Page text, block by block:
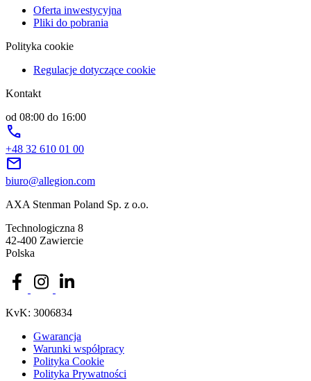
Oferta inwestycyjna
Pliki do pobrania
Polityka cookie
Regulacje dotyczące cookie
Kontakt
od 08:00 do 16:00
phone
+48 32 610 01 00
mail
biuro@allegion.com
AXA Stenman Poland Sp. z o.o.
Technologiczna 8
42-400 Zawiercie
Polska
KvK: 3006834
Gwarancja
Warunki współpracy
Polityka Cookie
Polityka Prywatności